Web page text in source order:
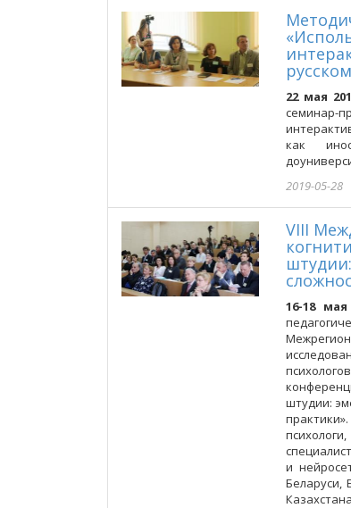
22 мая
семинар-
как
2019-05-28
VIII
16-18
штудии:
и
Беларуси,